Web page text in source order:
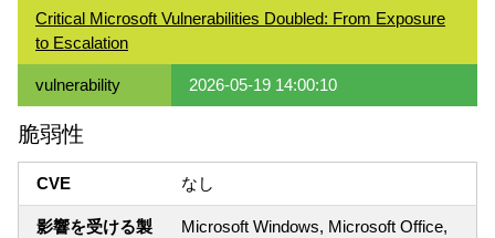
Critical Microsoft Vulnerabilities Doubled: From Exposure
to Escalation
vulnerability 2026-05-19 14:00:10
脆弱性
CVE なし
影響を受ける製
Microsoft Windows, Microsoft Office,